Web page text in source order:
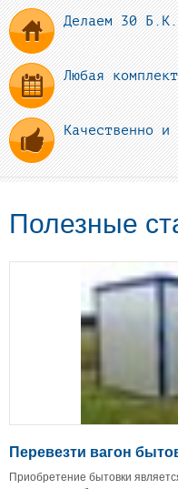
Делаем 30
Любая
Качественно и
Полезные
Перевезти вагон
Приобретение бытовки